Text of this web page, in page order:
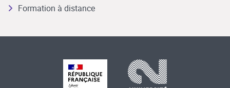
Formation à distance